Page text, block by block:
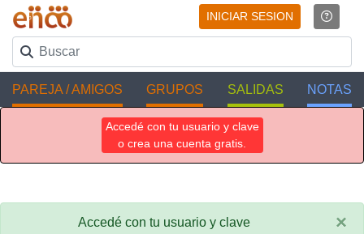
INICIAR SESION
PAREJA / AMIGOS GRUPOS SALIDAS NOTAS
Accedé con tu usuario y clave
o crea una cuenta gratis.
Accedé con tu usuario y clave
×